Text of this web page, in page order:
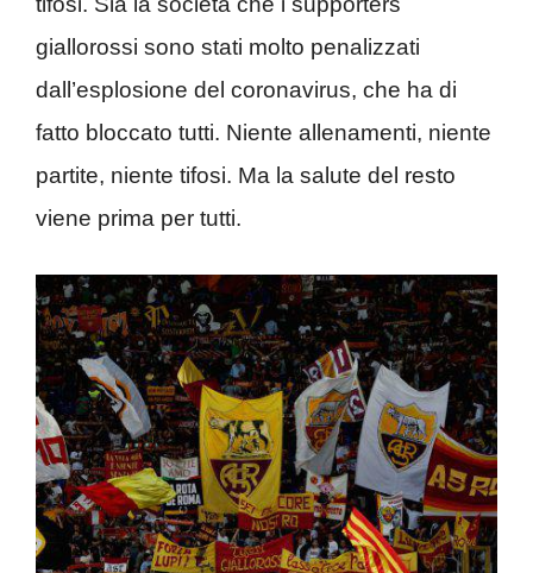
giallorossi sono stati molto penalizzati
dall’esplosione del coronavirus, che ha di
fatto bloccato tutti. Niente allenamenti, niente
partite, niente tifosi. Ma la salute del resto
viene prima per tutti.